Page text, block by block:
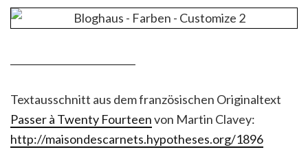
Textausschnitt aus dem französischen Originaltext
Passer à Twenty Fourteenvon Martin Clavey:
http://maisondescarnets.hypotheses.org/1896